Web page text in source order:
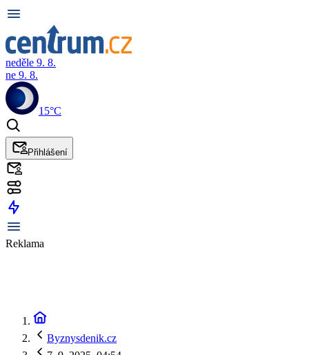
neděle 9. 8.
ne 9. 8.
15°C
Přihlášení
Reklama
Byznysdenik.cz